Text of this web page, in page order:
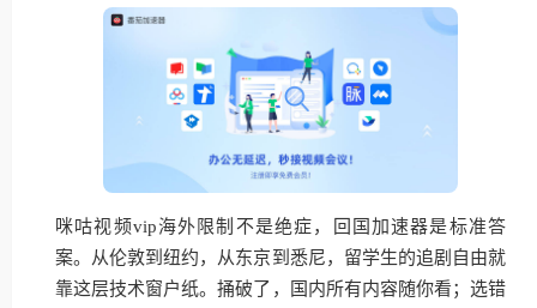
咪咕视频vip海外限制不是绝症，回国加速器是标准答
案。从伦敦到纽约，从东京到悉尼，留学生的追剧自由就
靠这层技术窗户纸。捅破了，国内所有内容随你看；选错